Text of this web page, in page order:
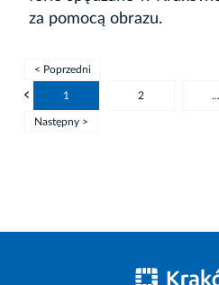
za pomocą obrazu.
< Poprzedni
1 2 ...
Następny >